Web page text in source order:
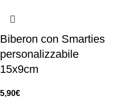
Biberon con Smarties
personalizzabile
15x9cm
5,90€